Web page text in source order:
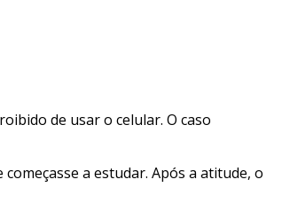
de usar o celular. O caso
a estudar. Após a atitude, o